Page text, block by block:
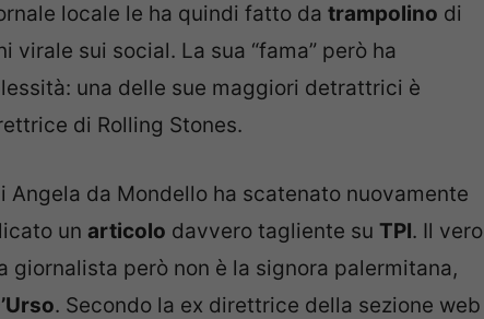
locale le ha quindi fatto da trampolino di
sui social. La sua “fama” però ha
una delle sue maggiori detrattrici è
di Rolling Stones.
Angela da Mondello ha scatenato nuovamente
un articolo davvero tagliente su TPI. Il vero
però non è la signora palermitana,
. Secondo la ex direttrice della sezione web